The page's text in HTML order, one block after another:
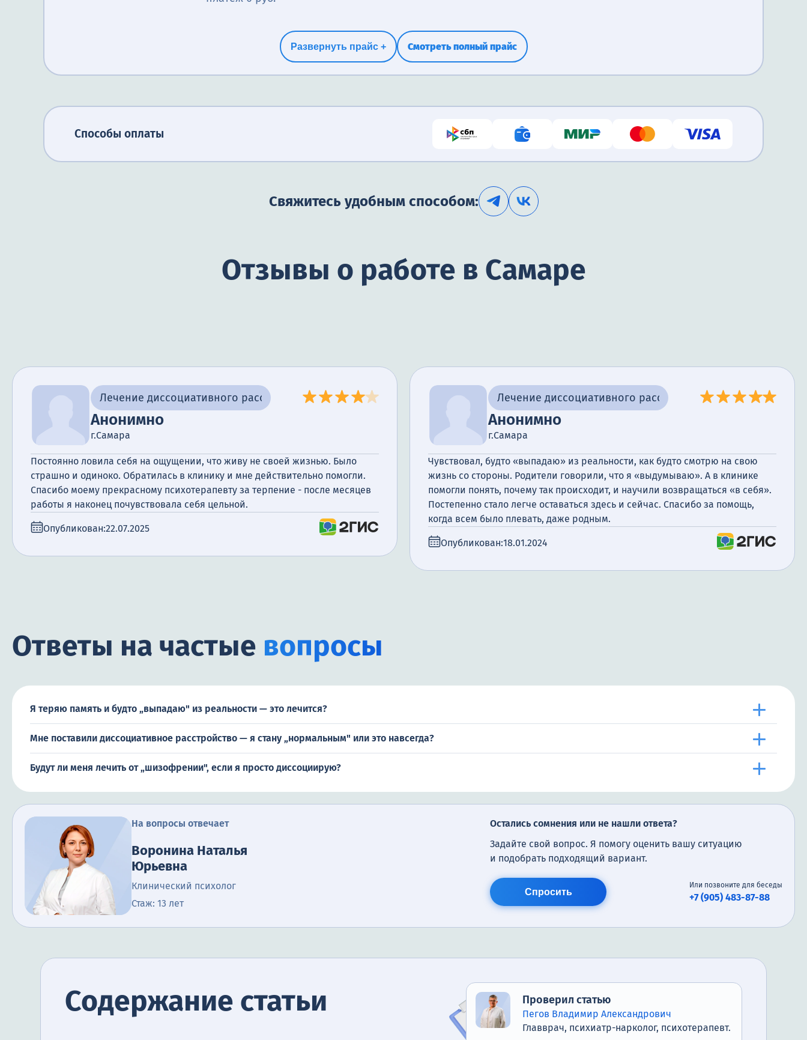
Развернуть прайс + Смотреть полный прайс
Способы оплаты
Свяжитесь удобным способом:
Отзывы о работе в Самаре
Лечение диссоциативного расстройства
Анонимно
г.Самара
Постоянно ловила себя на ощущении, что живу не своей жизнью. Было
страшно и одиноко. Обратилась в клинику и мне действительно помогли.
Спасибо моему прекрасному психотерапевту за терпение - после месяцев
работы я наконец почувствовала себя цельной.
Опубликован:22.07.2025
Лечение диссоциативного расстройства
Анонимно
г.Самара
Чувствовал, будто «выпадаю» из реальности, как будто смотрю на свою
жизнь со стороны. Родители говорили, что я «выдумываю». А в клинике
помогли понять, почему так происходит, и научили возвращаться «в себя».
Постепенно стало легче оставаться здесь и сейчас. Спасибо за помощь,
когда всем было плевать, даже родным.
Опубликован:18.01.2024
Ответы на частые вопросы
Я теряю память и будто „выпадаю" из реальности — это лечится?
Мне поставили диссоциативное расстройство — я стану „нормальным" или это навсегда?
Будут ли меня лечить от „шизофрении", если я просто диссоциирую?
На вопросы отвечает
Воронина Наталья
Юрьевна
Клинический психолог
Стаж: 13 лет
Остались сомнения или не нашли ответа?
Задайте свой вопрос. Я помогу оценить вашу ситуацию
и подобрать подходящий вариант.
Спросить
Или позвоните для беседы
+7 (905) 483-87-88
Содержание статьи Проверил статью
Пегов Владимир Александрович
Главврач, психиатр-нарколог, психотерапевт.